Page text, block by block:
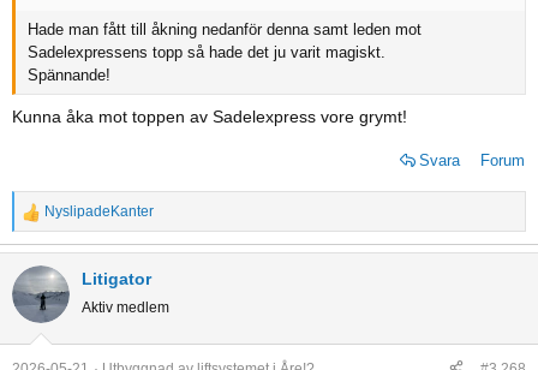
Hade man fått till åkning nedanför denna samt leden mot
Sadelexpressens topp så hade det ju varit magiskt.
Spännande!
Kunna åka mot toppen av Sadelexpress vore grymt!
Svara Forum
R
e
a
c
t
i
o
NyslipadeKanter
Litigator
Aktiv medlem